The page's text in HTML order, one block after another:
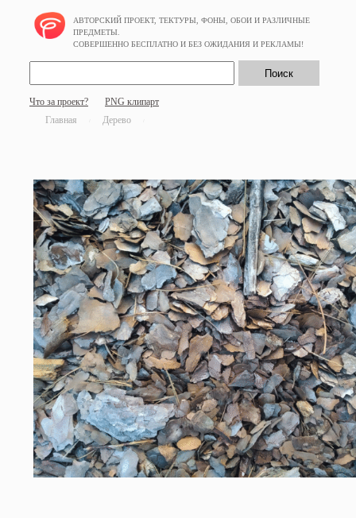
АВТОРСКИЙ ПРОЕКТ, ТЕКТУРЫ, ФОНЫ, ОБОИ И РАЗЛИЧНЫЕ
ПРЕДМЕТЫ.
СОВЕРШЕННО БЕСПЛАТНО И БЕЗ ОЖИДАНИЯ И РЕКЛАМЫ!
Что за проект?
PNG клипарт
Главная
Дерево